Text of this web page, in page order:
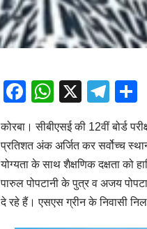
Facebook
WhatsApp
X
कोरबा। सीबीएसई की 12वीं बोर्ड
प्रतिशत अंक अर्जित कर सर्वोच्च
योग्यता के साथ शैक्षणिक दक्षता को
पारुल पोपटानी के पुत्र व अजय
दे रहे हैं। एसएस ग्रीन के निवासी